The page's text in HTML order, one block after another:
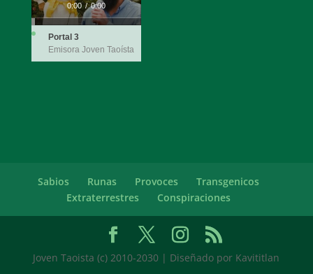
0:00 / 0:00
Portal 3
Emisora Joven Taoísta
Sabios Runas Provoces
Transgenicos
Extraterrestres
Conspiraciones
Joven Taoista (c) 2010-2030 | Diseñado por Kavititlan